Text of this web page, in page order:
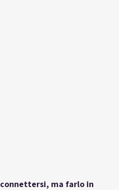
ma farlo in